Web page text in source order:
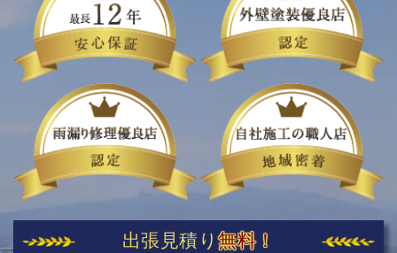
出張見積り無料！